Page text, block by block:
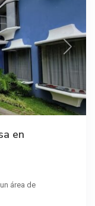
Next
en
área de